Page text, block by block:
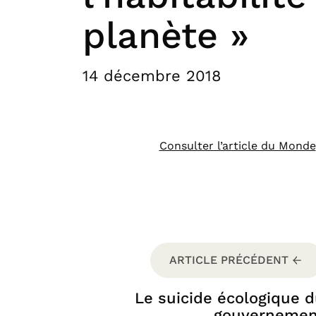
planète »
14 décembre 2018
Consulter l’article du Monde
ARTICLE PRÉCÉDENT
Le suicide écologique